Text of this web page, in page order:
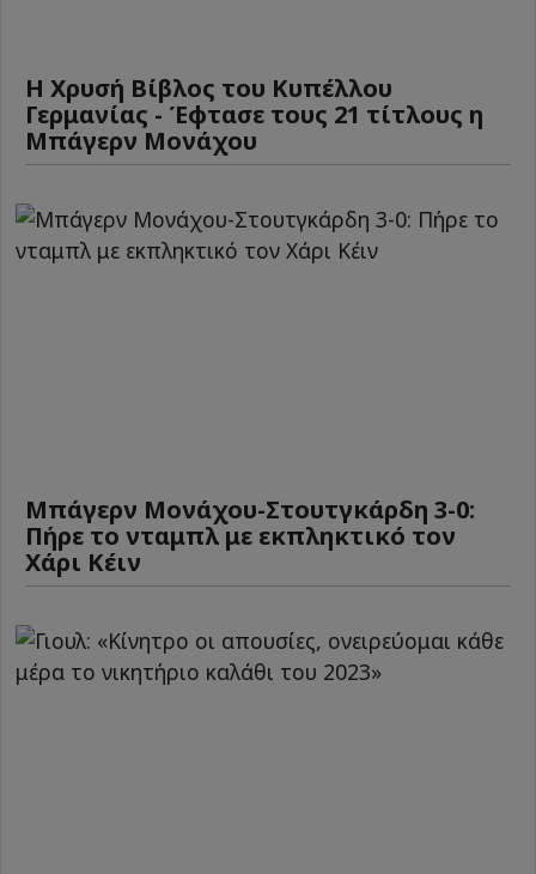
Η Χρυσή Βίβλος του Κυπέλλου
Γερμανίας - Έφτασε τους 21 τίτλους η
Μπάγερν Μονάχου
Μπάγερν Μονάχου-Στουτγκάρδη 3-0:
Πήρε το νταμπλ με εκπληκτικό τον
Χάρι Κέιν